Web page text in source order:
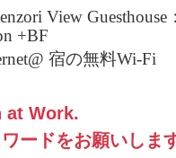
View
+BF
宿の無料Wi-Fi
at Work.
ードをお願いしま